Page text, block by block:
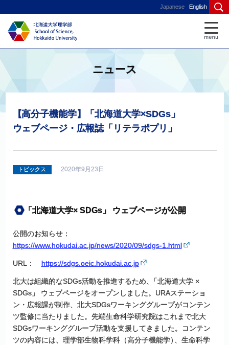
Japanese English
ニュース
【高分子機能学】 「北海道大学×SDGs」
ウェブページ・ 広報誌「リテラポプリ」
トピックス 2020年9月23日
「 北海道大学× SDGs」 ウェブページが公開
公開のお知らせ：
https://www.hokudai.ac.jp/news/2020/09/sdgs-1.html
URL： https://sdgs.oeic.hokudai.ac.jp
北大は組織的なSDGs活動を推進するため、
「北海道大学 ×
SDGs」 ウェブページをオープンしました。URAステーショ
ン・広報課が制作、北大SDGsワーキンググループがコンテン
ツ監修に当たりました。先端生命科学研究院はこれまで北大
SDGsワーキンググループ活動を支援してきました。コンテン
ツの内容には、理学部生物科学科（高分子機能学） 、生命科学